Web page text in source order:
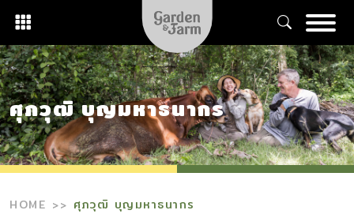
content
ศุภวุฒิ บุญมหาธนากร
HOME ศุภวุฒิ บุญมหาธนากร